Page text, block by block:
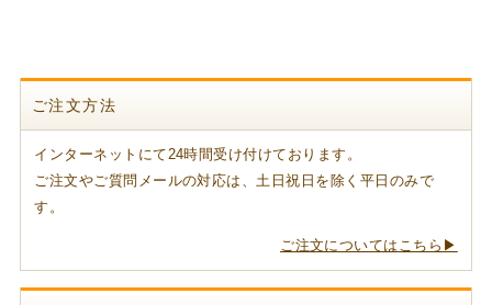
ご注文方法
インターネットにて24時間受け付けております。
ご注文やご質問メールの対応は、土日祝日を除く平日のみで
す。
ご注文についてはこちら▶